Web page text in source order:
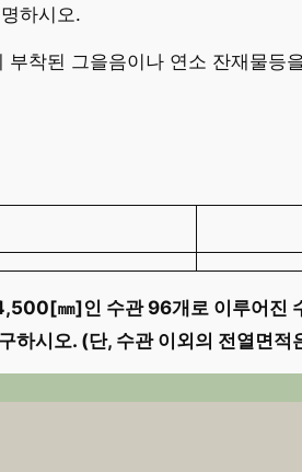
하시오.
착된 그을음이나 연소 잔재물
㎜]인 수관 96개로 이루어진
시오. (단, 수관 이외의 전열면적